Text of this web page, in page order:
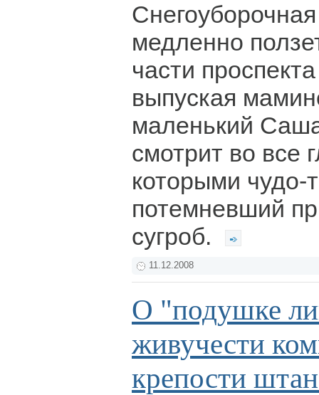
медленно
части
выпуская
маленький
смотрит во все
которыми чудо-
потемневший
сугроб.
11.12.2008
О "подушке
живучести
крепости